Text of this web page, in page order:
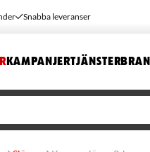
Snabba leveranser
KAMPANJERTJÄNSTER